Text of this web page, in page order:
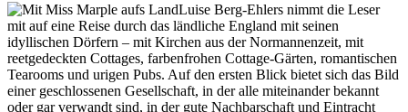
Luise Berg-Ehlers nimmt die Leser
mit auf eine Reise durch das ländliche England mit seinen
idyllischen Dörfern – mit Kirchen aus der Normannenzeit, mit
reetgedeckten Cottages, farbenfrohen Cottage-Gärten, romantischen
Tearooms und urigen Pubs. Auf den ersten Blick bietet sich das Bild
einer geschlossenen Gesellschaft, in der alle miteinander bekannt
oder gar verwandt sind, in der gute Nachbarschaft und Eintracht